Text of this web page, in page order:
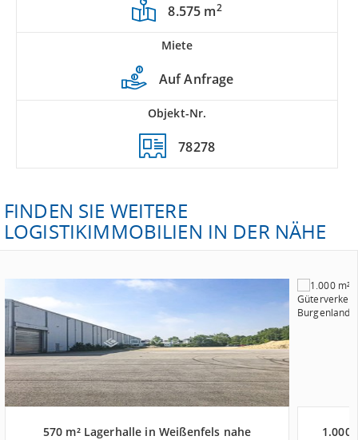
8.575 m2
Miete
Auf Anfrage
Objekt-Nr.
78278
FINDEN SIE WEITERE
LOGISTIKIMMOBILIEN IN DER NÄHE
570 m² Lagerhalle in Weißenfels nahe
1.000